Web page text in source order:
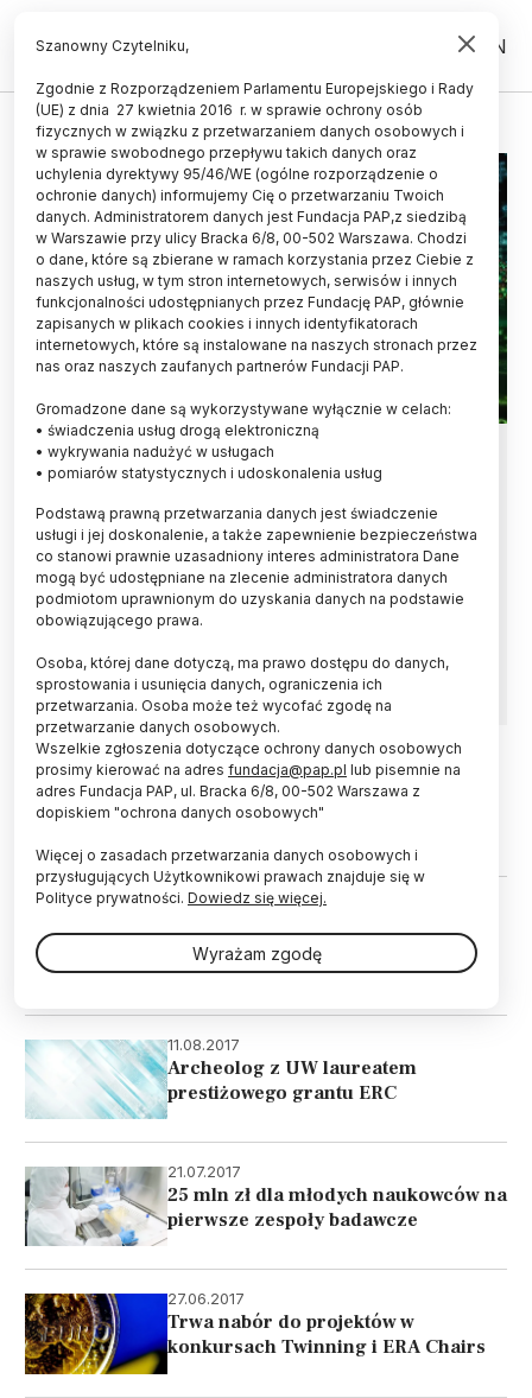
PL EN
GRANTY I STYPENDIA
Chemik z Poznania z prestiżowym
grantem ERC
Dr inż. Krzysztof Fic z Politechniki Poznańskiej
został laureatem prestiżowego grantu
Europejskiej Rady ds. Badań - poinformowała
uczelnia. Za prawie 1,4 mln euro naukowiec
będzie badał mechanizmy starzenia systemów
magazynowania i konwersji energii.
17.08.2017
155 mln zł od NCBR na studia
doktoranckie
16.08.2017
Po 1,5 mln zł czeka na projekty dot.
dziedzictwa niepodległościowego
Polski
11.08.2017
Archeolog z UW laureatem
prestiżowego grantu ERC
21.07.2017
25 mln zł dla młodych naukowców na
pierwsze zespoły badawcze
27.06.2017
Trwa nabór do projektów w
konkursach Twinning i ERA Chairs
Szanowny Czytelniku,
Zgodnie z Rozporządzeniem Parlamentu Europejskiego i Rady
(UE) z dnia 27 kwietnia 2016 r. w sprawie ochrony osób
fizycznych w związku z przetwarzaniem danych osobowych i
w sprawie swobodnego przepływu takich danych oraz
uchylenia dyrektywy 95/46/WE (ogólne rozporządzenie o
ochronie danych) informujemy Cię o przetwarzaniu Twoich
danych. Administratorem danych jest Fundacja PAP,z siedzibą
w Warszawie przy ulicy Bracka 6/8, 00-502 Warszawa. Chodzi
o dane, które są zbierane w ramach korzystania przez Ciebie z
naszych usług, w tym stron internetowych, serwisów i innych
funkcjonalności udostępnianych przez Fundację PAP, głównie
zapisanych w plikach cookies i innych identyfikatorach
internetowych, które są instalowane na naszych stronach przez
nas oraz naszych zaufanych partnerów Fundacji PAP.
Gromadzone dane są wykorzystywane wyłącznie w celach:
• świadczenia usług drogą elektroniczną
• wykrywania nadużyć w usługach
• pomiarów statystycznych i udoskonalenia usług
Podstawą prawną przetwarzania danych jest świadczenie
usługi i jej doskonalenie, a także zapewnienie bezpieczeństwa
co stanowi prawnie uzasadniony interes administratora Dane
mogą być udostępniane na zlecenie administratora danych
podmiotom uprawnionym do uzyskania danych na podstawie
obowiązującego prawa.
Osoba, której dane dotyczą, ma prawo dostępu do danych,
sprostowania i usunięcia danych, ograniczenia ich
przetwarzania. Osoba może też wycofać zgodę na
przetwarzanie danych osobowych.
Wszelkie zgłoszenia dotyczące ochrony danych osobowych
prosimy kierować na adres fundacja@pap.pl lub pisemnie na
adres Fundacja PAP, ul. Bracka 6/8, 00-502 Warszawa z
dopiskiem "ochrona danych osobowych"
Więcej o zasadach przetwarzania danych osobowych i
przysługujących Użytkownikowi prawach znajduje się w
Polityce prywatności. Dowiedz się więcej.
Wyrażam zgodę